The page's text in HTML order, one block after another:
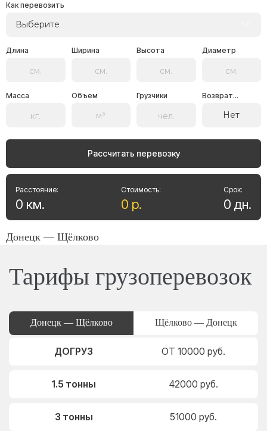
Как перевозить
Выберите
Длина Ширина Высота Диаметр
Масса Объем Грузчики Возврат...
Нет
Рассчитать перевозку
Стоимость:
0 р.
Расстояние:
0 км.
Срок:
0 дн.
Донецк — Щёлково
Тарифы грузоперевозок
Донецк — Щёлково Щёлково — Донецк
ДОГРУЗ ОТ 10000 руб.
1.5 тонны 42000 руб.
3 тонны 51000 руб.